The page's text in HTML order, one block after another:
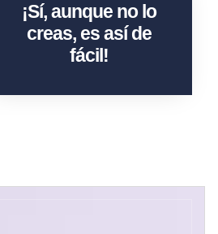
¡Sí, aunque no lo
creas, es así de
fácil!